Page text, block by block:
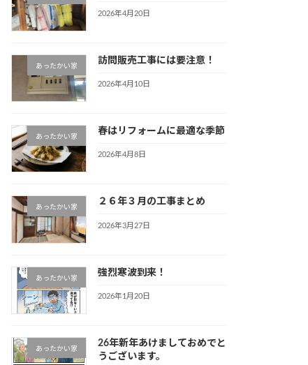
2026年4月20日
あったかい家
訪問販売工事には要注意！
2026年4月10日
あったかい家
春はリフォームに最適な季節
2026年4月8日
あったかい家
２６年３月の工事まとめ
2026年3月27日
あったかい家
強烈寒波到来！
2026年1月20日
あったかい家
26年新年あけましておめでと
うございます。